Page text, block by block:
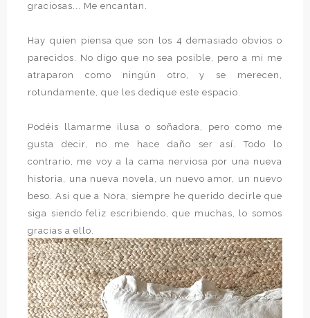
graciosas... Me encantan.
Hay quien piensa que son los 4 demasiado obvios o
parecidos. No digo que no sea posible, pero a mi me
atraparon como ningún otro, y se merecen,
rotundamente, que les dedique este espacio.
Podéis llamarme ilusa o soñadora, pero como me
gusta decir, no me hace daño ser así. Todo lo
contrario, me voy a la cama nerviosa por una nueva
historia, una nueva novela, un nuevo amor, un nuevo
beso. Asi que a Nora, siempre he querido decirle que
siga siendo feliz escribiendo, que muchas, lo somos
gracias a ello.